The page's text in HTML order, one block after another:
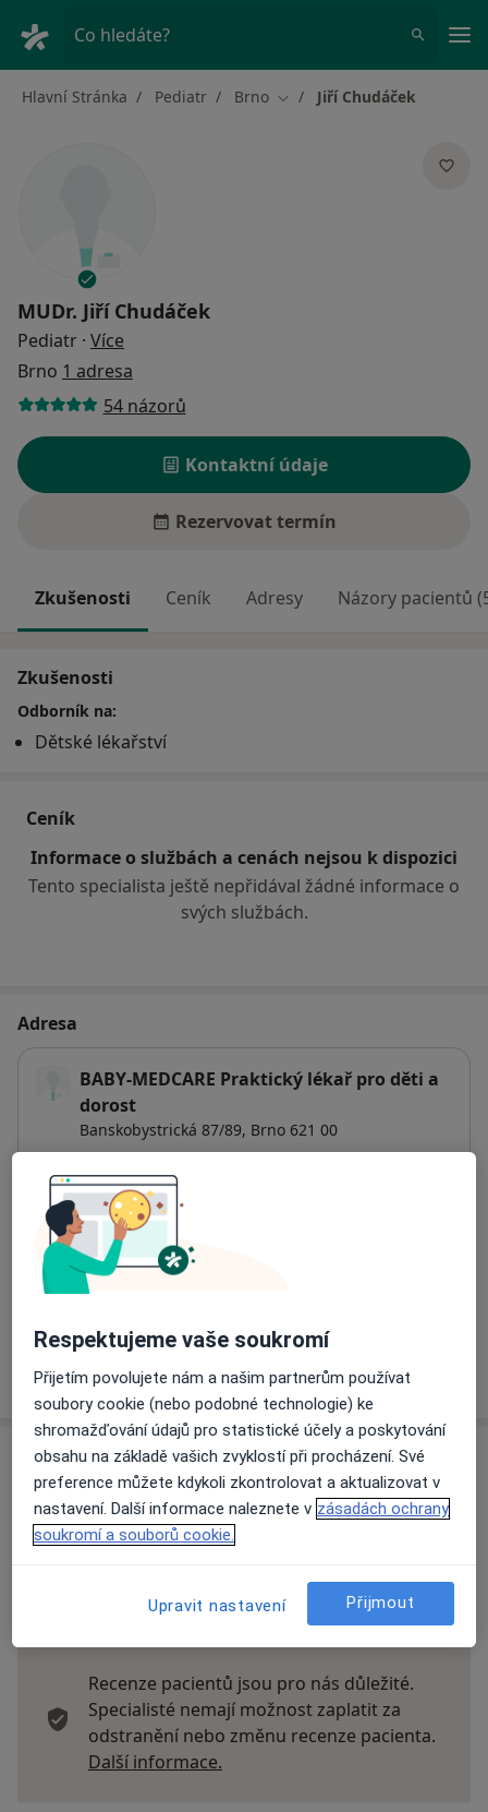
Co hledáte?
Hlavní Stránka Pediatr Brno Změna města
Jiří Chudáček
MUDr. Jiří Chudáček
Pediatr · Více
Brno 1 adresa
54 názorů
Kontaktní údaje
Rezervovat termín
Zkušenosti Ceník Adresy Názory pacientů
Zkušenosti
Odborník na:
Dětské lékařství
Ceník
Informace o službách a cenách nejsou k dispozici
Tento specialista ještě nepřidával žádné informace o
svých službách.
Adresa
BABY-MEDCARE Praktický lékař pro děti a
dorost
Banskobystrická 87/89, Brno 621 00
Dostupnost
Na této adrese online kalendář není aktivní
Co mám v takové situaci udělat?
Víceo adrese
Názory
Přidejte svůj názor
Recenze pacientů jsou pro nás důležité.
Specialisté nemají možnost zaplatit za
odstranění nebo změnu recenze pacienta.
Další informace.
Respektujeme vaše soukromí
Přijetím povolujete nám a našim partnerům používat
soubory cookie (nebo podobné technologie) ke
shromažďování údajů pro statistické účely a poskytování
obsahu na základě vašich zvyklostí při procházení. Své
preference můžete kdykoli zkontrolovat a aktualizovat v
nastavení. Další informace naleznete v zásadách ochrany
soukromí a souborů cookie.
Upravit nastavení Přijmout